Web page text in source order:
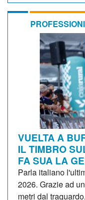
VUELTA A
IL TIMBRO
FA SUA LA
Parla italiano
2026. Grazie ad
metri dal